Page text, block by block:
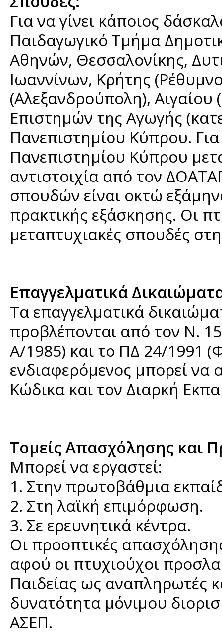
Για να γίνει κάποιος
Παιδαγωγικό Τμήμα
Αθηνών, Θεσσαλονίκης,
Ιωαννίνων, Κρήτης
(Αλεξανδρούπολη),
Επιστημών της Αγωγής
Πανεπιστημίου Κύπρου.
Πανεπιστημίου Κύπρου
αντιστοιχία από τον
σπουδών είναι οκτώ
πρακτικής εξάσκησης. Οι
μεταπτυχιακές σπουδές
Επαγγελματικά
Τα επαγγελματικά
προβλέπονται από τον Ν.
Α/1985) και το ΠΔ 24/1991
ενδιαφερόμενος μπορεί να
Κώδικα και τον Διαρκή
Τομείς Απασχόλησης και
Μπορεί να εργαστεί:
1. Στην πρωτοβάθμια
2. Στη λαϊκή επιμόρφωση.
3. Σε ερευνητικά κέντρα.
Οι προοπτικές
αφού οι πτυχιούχοι
Παιδείας ως αναπληρωτές
δυνατότητα μόνιμου
ΑΣΕΠ.